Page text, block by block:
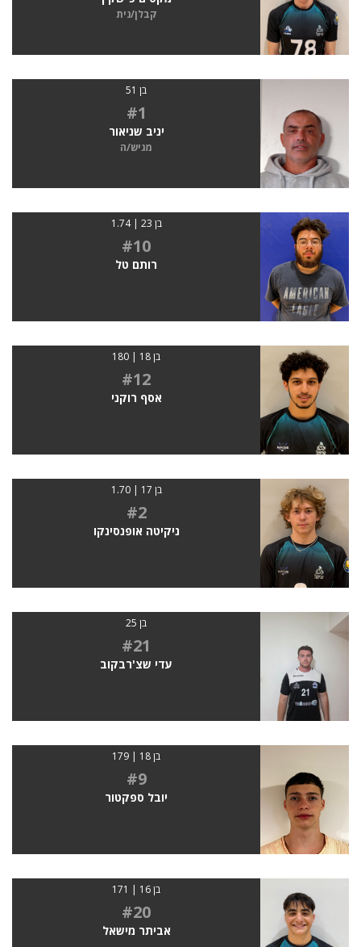
קבלן/נית
בן 51
#1
יניב שניאור
מגיש/ה
בן 23 | 1.74
#10
רותם טל
בן 18 | 180
#12
אסף רוקני
בן 17 | 1.70
#2
ניקיטה אופנסינקו
בן 25
#21
עדי שצ'רבקוב
בן 18 | 179
#9
יובל ספקטור
בן 16 | 171
#20
אביתר מישאל